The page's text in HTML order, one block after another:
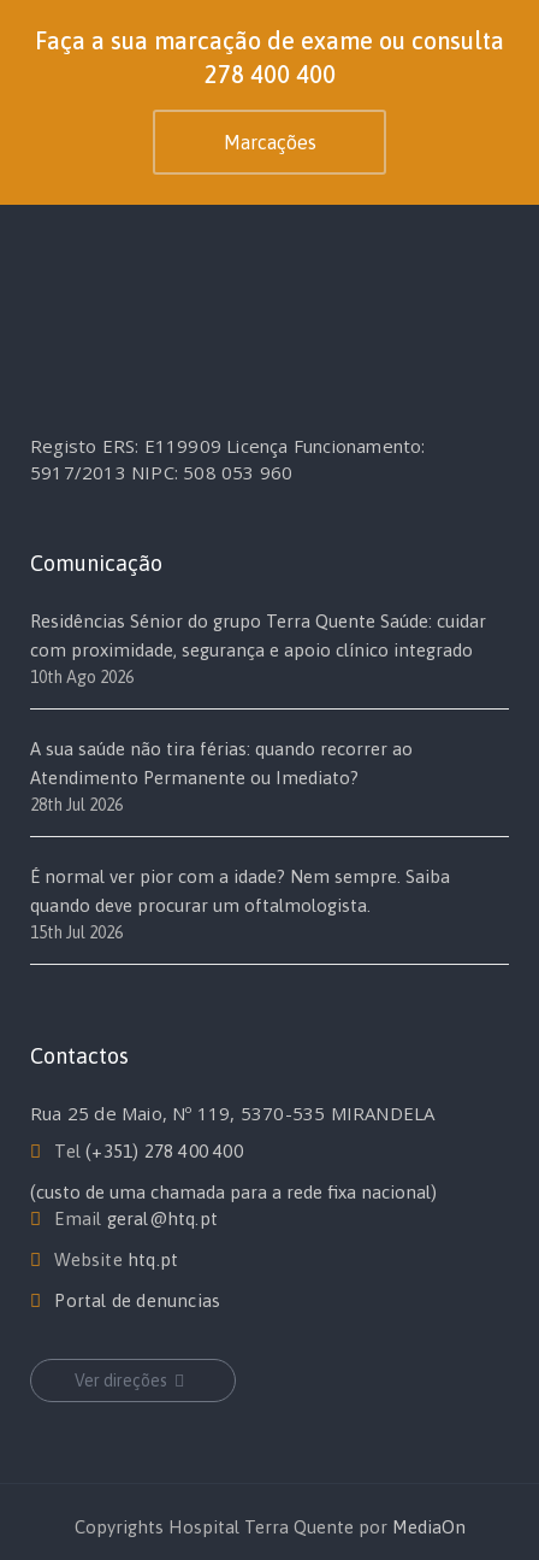
Faça a sua marcação de exame ou consulta
278 400 400
Marcações
Registo ERS: E119909 Licença Funcionamento:
5917/2013 NIPC: 508 053 960
Comunicação
Residências Sénior do grupo Terra Quente Saúde: cuidar
com proximidade, segurança e apoio clínico integrado
10th Ago 2026
A sua saúde não tira férias: quando recorrer ao
Atendimento Permanente ou Imediato?
28th Jul 2026
É normal ver pior com a idade? Nem sempre. Saiba
quando deve procurar um oftalmologista.
15th Jul 2026
Contactos
Rua 25 de Maio, Nº 119, 5370-535 MIRANDELA
Tel(+351) 278 400 400
(custo de uma chamada para a rede fixa nacional)
Email geral@htq.pt
Website htq.pt
Portal de denuncias
Ver direções
Copyrights Hospital Terra Quente por MediaOn